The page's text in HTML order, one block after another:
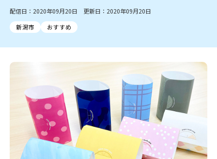
佐渡
新潟市西区
新潟市北区
新潟市江南区 新潟市秋葉区
新潟市西蒲区
村上・関川
新発田・聖籠
胎内・粟島
三条・加茂・田上
五泉・阿賀野・阿賀
燕・弥彦
長岡・見附
小千谷・十日町・津南
魚沼・南魚沼・湯沢
柏崎・刈羽・出雲崎
上越・妙高・糸魚川
新潟市・開店
新潟市・閉店
長岡市・開店
長岡市・閉店
上越市・開店
ラーメン・開店
ラーメン・閉店
スイーツ
テイクアウト
季節・期間限定
居酒屋・バー 焼肉
パスタ
パン・ベーカリー
タレカツ・豚カツ
デカ盛り・大盛り
旨辛・激辛
定食・町定食 海鮮・鮨
そば・うどん
日本酒・新潟清酒
ワイン・クラフトビール
ケーキ・パフェ
ビアガーデン・暑気払い
忘新年会・歓送迎会
スポーツ
花火大会
入場無料
完成見学会 学生スポーツ アルビレックス
習い事・塾 アパレル・雑貨
観光スポット
温泉・入浴 ホテル 旅館
水族館
リラクゼーション・整体
スキー場
リユース・買取
ラブラ万代・ラブラ2
ビルボードプレイスBP
新潟伊勢丹
ピア万代
リバーサイド千秋
パティオPATIO
セツコママ ランキング 新潟人
キャンペーン
開店まとめ
閉店まとめ
ファッション 生活サービス
旅行・レジャー
家電・携帯電話
習い事・塾 通販・EC イベント
求人
官公庁・自治体
新潟市 チラシ
長岡・見附 チラシ
上越・妙高・糸魚川 チラシ
注目 チラシ
週末セール
火曜セール
オープン・リニューアルセール
周年祭・感謝祭セール
年末・初売りセール
配信日：2020年09月20日 更新日：2020年09月20日
新潟市
おすすめ